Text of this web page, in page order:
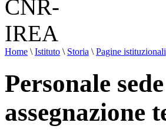
Home \ Istituto \ Storia \ Pagine istituzionali
Personale
assegnazione